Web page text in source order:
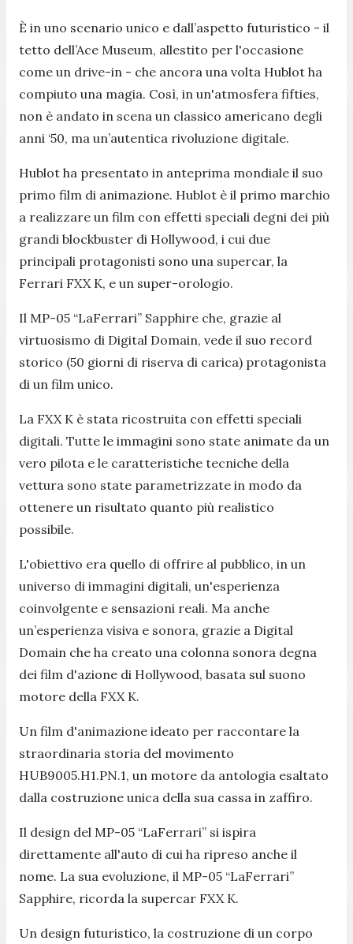
È in uno scenario unico e dall’aspetto futuristico - il
tetto dell’Ace Museum, allestito per l'occasione
come un drive-in - che ancora una volta Hublot ha
compiuto una magia. Così, in un'atmosfera fifties,
non è andato in scena un classico americano degli
anni ‘50, ma un’autentica rivoluzione digitale.
Hublot ha presentato in anteprima mondiale il suo
primo film di animazione. Hublot è il primo marchio
a realizzare un film con effetti speciali degni dei più
grandi blockbuster di Hollywood, i cui due
principali protagonisti sono una supercar, la
Ferrari FXX K, e un super-orologio.
Il MP-05 “LaFerrari” Sapphire che, grazie al
virtuosismo di Digital Domain, vede il suo record
storico (50 giorni di riserva di carica) protagonista
di un film unico.
La FXX K è stata ricostruita con effetti speciali
digitali. Tutte le immagini sono state animate da un
vero pilota e le caratteristiche tecniche della
vettura sono state parametrizzate in modo da
ottenere un risultato quanto più realistico
possibile.
L'obiettivo era quello di offrire al pubblico, in un
universo di immagini digitali, un'esperienza
coinvolgente e sensazioni reali. Ma anche
un’esperienza visiva e sonora, grazie a Digital
Domain che ha creato una colonna sonora degna
dei film d'azione di Hollywood, basata sul suono
motore della FXX K.
Un film d'animazione ideato per raccontare la
straordinaria storia del movimento
HUB9005.H1.PN.1, un motore da antologia esaltato
dalla costruzione unica della sua cassa in zaffiro.
Il design del MP-05 “LaFerrari” si ispira
direttamente all'auto di cui ha ripreso anche il
nome. La sua evoluzione, il MP-05 “LaFerrari”
Sapphire, ricorda la supercar FXX K.
Un design futuristico, la costruzione di un corpo